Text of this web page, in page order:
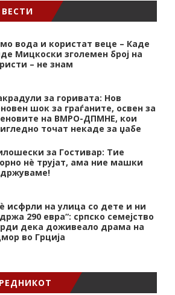
вода и користат веце – Каде
Мицкоски зголемен број на
– не знам
за горивата: Нов
шок за граѓаните, освен за
на ВМРО-ДПМНЕ, кои
точат некаде за џабе
за Гостивар: Тие
нѐ трујат, ама ние машки
исфрли на улица со дете и ни
290 евра“: српско семејство
дека доживеало драма на
во Грција